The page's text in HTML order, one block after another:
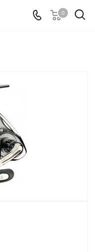
0